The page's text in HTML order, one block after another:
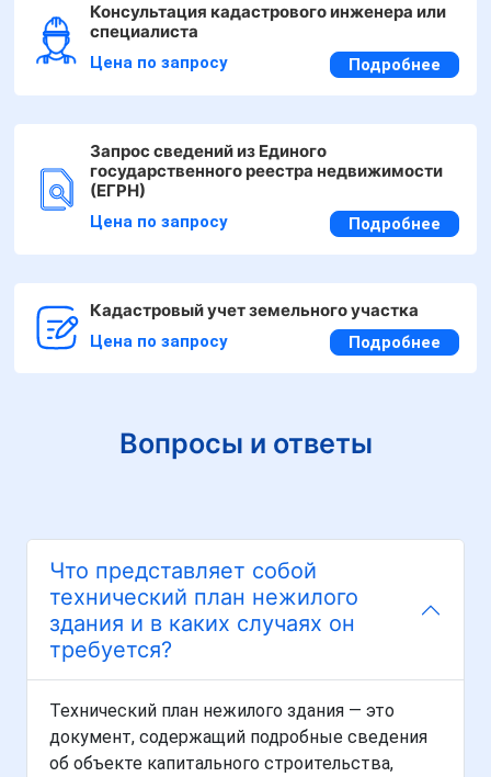
Консультация кадастрового инженера или
специалиста
Цена по запросу Подробнее
Запрос сведений из Единого
государственного реестра недвижимости
(ЕГРН)
Цена по запросу Подробнее
Кадастровый учет земельного участка
Цена по запросу Подробнее
Вопросы и ответы
Что представляет собой
технический план нежилого
здания и в каких случаях он
требуется?
Технический план нежилого здания — это
документ, содержащий подробные сведения
об объекте капитального строительства,